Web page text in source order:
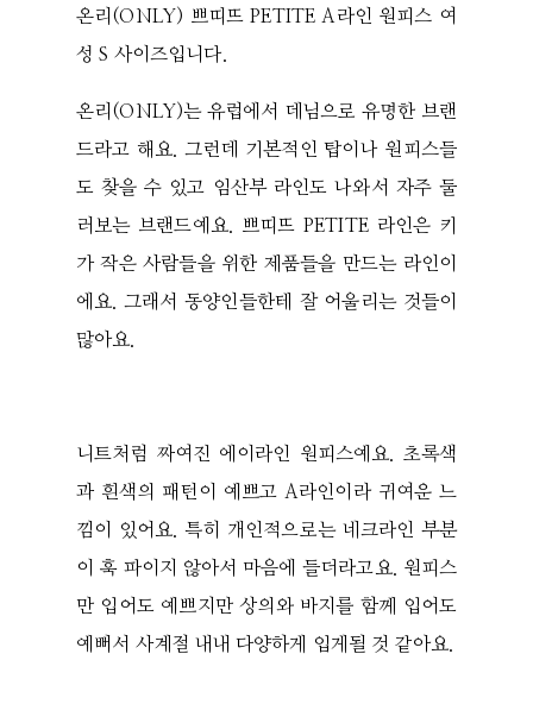
온리(ONLY) 쁘띠뜨 PETITE A라인 원피스 여
성 S 사이즈입니다.
온리(ONLY)는 유럽에서 데님으로 유명한 브랜
드라고 해요. 그런데 기본적인 탑이나 원피스들
도 찾을 수 있고 임산부 라인도 나와서 자주 둘
러보는 브랜드예요. 쁘띠뜨 PETITE 라인은 키
가 작은 사람들을 위한 제품들을 만드는 라인이
에요. 그래서 동양인들한테 잘 어울리는 것들이
많아요.
니트처럼 짜여진 에이라인 원피스예요. 초록색
과 흰색의 패턴이 예쁘고 A라인이라 귀여운 느
낌이 있어요. 특히 개인적으로는 네크라인 부분
이 훅 파이지 않아서 마음에 들더라고요. 원피스
만 입어도 예쁘지만 상의와 바지를 함께 입어도
예뻐서 사계절 내내 다양하게 입게될 것 같아요.